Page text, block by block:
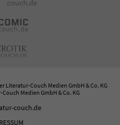
Literatur-Couch Medien GmbH & Co. KG
Medien GmbH & Co. KG
couch.de